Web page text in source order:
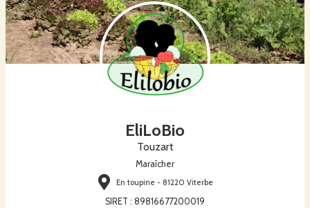
EliLoBio
Touzart
Maraîcher
En toupine - 81220 Viterbe
SIRET : 89816677200019